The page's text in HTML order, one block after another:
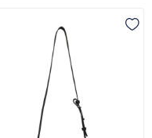
hem omuzda hem de
sunar; kompakt boyutu
ve pastel tonlarla
kullanıma uygun bir
alışverişe, kısa
pek çok anda